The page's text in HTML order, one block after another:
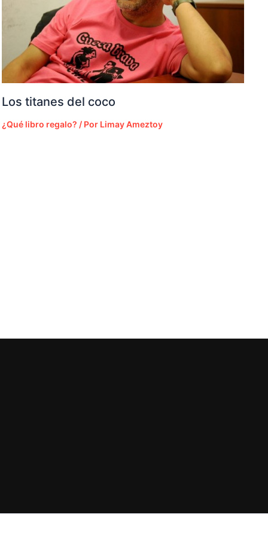
Los titanes del coco
¿Qué libro regalo? / Por Limay Ameztoy